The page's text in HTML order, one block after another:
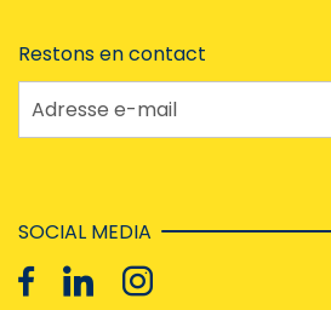
Restons en contact
Adresse e-mail
SOCIAL MEDIA